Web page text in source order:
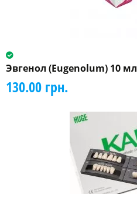
Эвгенол (Eugenolum) 10 мл
130.00 грн.